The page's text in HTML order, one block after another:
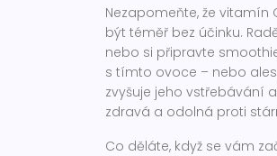
Nezapomeňte, že vitamín
být téměř bez účinku.
nebo si připravte
s tímto ovoce – nebo
zvyšuje jeho vstřebávání
zdravá a odolná proti
Co děláte, když se vám